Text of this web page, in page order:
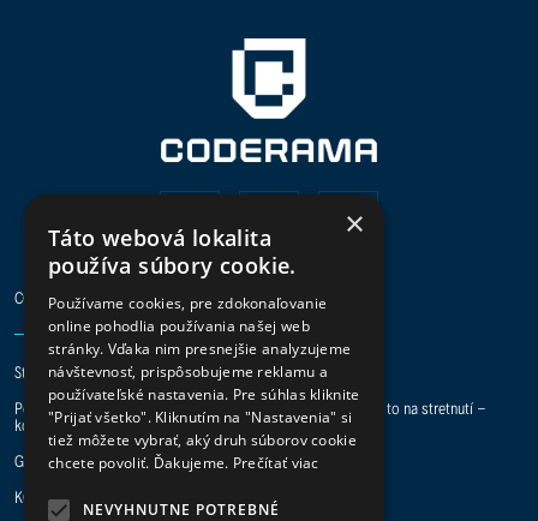
CODERAMA
Staň sa digital hero a pridaj sa k nám do tímu.
Potrebuje vaša spoločnosť pomoc s IT projektmi? Preberme to na stretnutí -
kontakt je tu.
GDPR|ISO 27001| ISO 9001
KONTAKT
×
Táto webová lokalita
používa súbory cookie.
Používame cookies, pre zdokonaľovanie
online pohodlia používania našej web
stránky. Vďaka nim presnejšie analyzujeme
návštevnosť, prispôsobujeme reklamu a
používateľské nastavenia. Pre súhlas kliknite
"Prijať všetko". Kliknutím na "Nastavenia" si
tiež môžete vybrať, aký druh súborov cookie
chcete povoliť. Ďakujeme. Prečítať viac
NEVYHNUTNE POTREBNÉ